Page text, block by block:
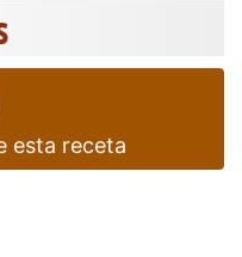
esta receta